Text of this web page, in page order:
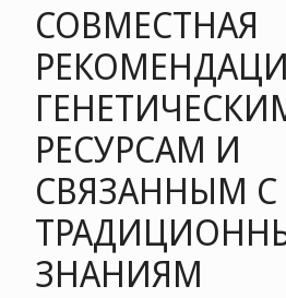
СОВМЕСТНАЯ
РЕСУРСАМ И
СВЯЗАННЫМ
ЗНАНИЯМ